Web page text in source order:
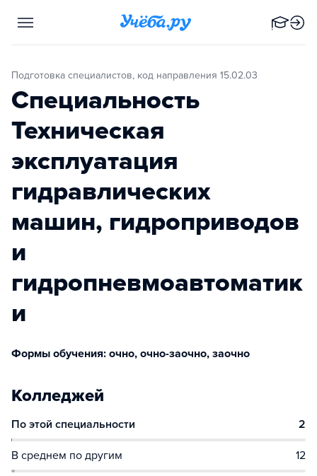
Подготовка специалистов, код направления 15.02.03
Специальность
Техническая
эксплуатация
гидравлических
машин, гидроприводов
и
гидропневмоавтоматик
и
Формы обучения: очно, очно-заочно, заочно
Колледжей
По этой специальности 2
В среднем по другим 12